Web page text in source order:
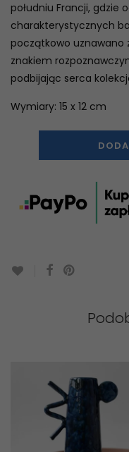
południu Francji, gdzie
charakterystycznych
początkowo uznawano
znakiem
podbijając serca
Wymiary: 15 x 12 cm